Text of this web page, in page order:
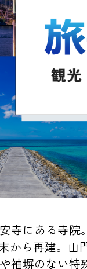
寺にある寺
から再建。
袖塀のない特